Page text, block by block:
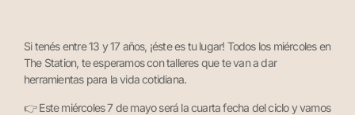
Si tenés entre 13 y 17 años, ¡éste es tu lugar! Todos los miércoles en
The Station, te esperamos con talleres que te van a dar
herramientas para la vida cotidiana.
👉 Este miércoles 7 de mayo será la cuarta fecha del ciclo y vamos